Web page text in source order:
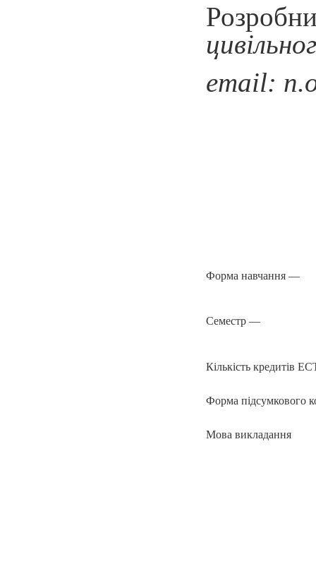
email:
Форма навчання —
Семестр —
Кількість кредитів
Форма підсумкового
Мова викладання